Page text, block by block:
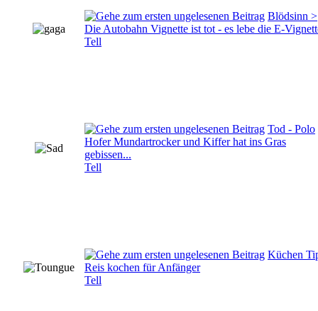
Blödsinn >
Die Autobahn Vignette ist tot - es lebe die E-
Tell
Tod - Polo
Hofer Mundartrocker und Kiffer hat ins Gras
gebissen...
Tell
Küchen
Reis kochen für Anfänger
Tell